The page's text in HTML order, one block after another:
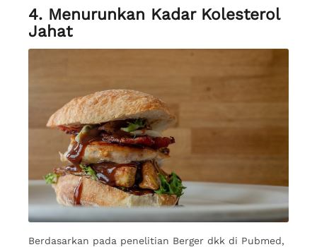
4. Menurunkan Kadar Kolesterol
Jahat
Berdasarkan pada penelitian Berger dkk di Pubmed,